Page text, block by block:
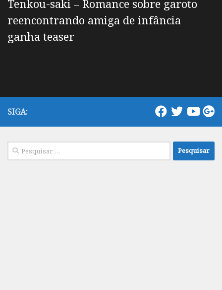
Tenkou-saki – Romance sobre garoto
reencontrando amiga de infância
ganha teaser
SIGA:
Pesquisar
por: